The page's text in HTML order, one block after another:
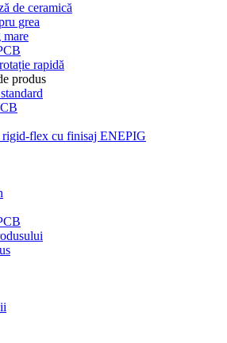
de ceramică
grea
mare
rapidă
produs
rigid-flex cu finisaj ENEPIG